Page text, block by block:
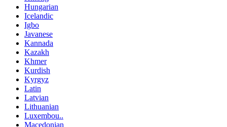
Hungarian
Icelandic
Igbo
Javanese
Kannada
Kazakh
Khmer
Kurdish
Kyrgyz
Latin
Latvian
Lithuanian
Luxembou..
Macedonian